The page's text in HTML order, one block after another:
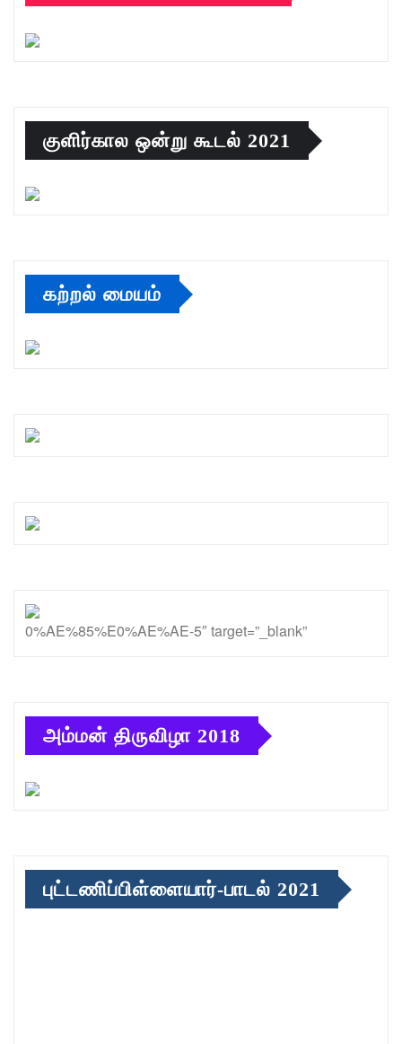
குளிர்கால ஒன்று கூடல் 2021
கற்றல் மையம்
0%AE%85%E0%AE%AE-5″ target=”_blank”
அம்மன் திருவிழா 2018
புட்டணிப்பிள்ளையார்-பாடல் 2021